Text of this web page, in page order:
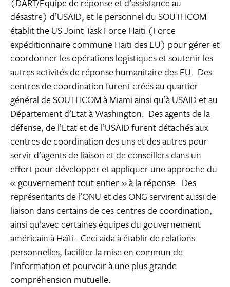
désastre) d’USAID, et le personnel du SOUTHCOM
établit the US Joint Task Force Haiti (Force
expéditionnaire commune Haïti des EU) pour gérer et
coordonner les opérations logistiques et soutenir les
autres activités de réponse humanitaire des EU. Des
centres de coordination furent créés au quartier
général de SOUTHCOM à Miami ainsi qu’à USAID et au
Département d’Etat à Washington. Des agents de la
défense, de l’Etat et de l’USAID furent détachés aux
centres de coordination des uns et des autres pour
servir d’agents de liaison et de conseillers dans un
effort pour développer et appliquer une approche du
« gouvernement tout entier » à la réponse. Des
représentants de l’ONU et des ONG servirent aussi de
liaison dans certains de ces centres de coordination,
ainsi qu’avec certaines équipes du gouvernement
américain à Haïti. Ceci aida à établir de relations
personnelles, faciliter la mise en commun de
l’information et pourvoir à une plus grande
compréhension mutuelle.